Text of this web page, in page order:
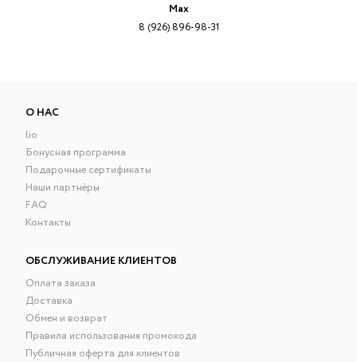
Max
8 (926) 896-98-31
О НАС
lio
Бонусная программа
Подарочные сертификаты
Наши партнёры
FAQ
Контакты
ОБСЛУЖИВАНИЕ КЛИЕНТОВ
Оплата заказа
Доставка
Обмен и возврат
Правила использования промокода
Публичная оферта для клиентов